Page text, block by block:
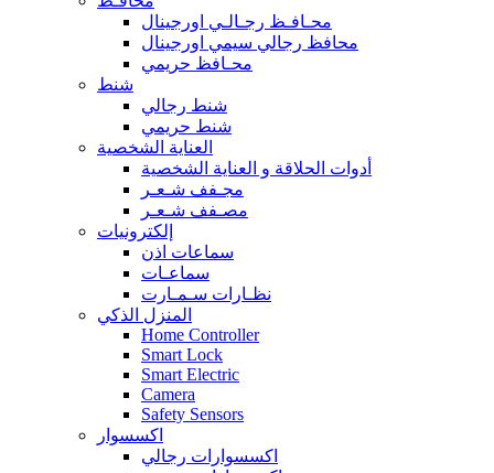
محـافـظ رجـالـي اورجينال
محافظ رجالي سيمي اورجينال
محـافظ حريمي
شنط
شنط رجالي
شنط حريمي
العناية الشخصية
أدوات الحلاقة و العناية الشخصية
مجـفف شـعـر
مصـفف شـعـر
إلكترونيات
سماعات اذن
سماعـات
نظـارات سـمـارت
المنزل الذكي
Home Controller
Smart Lock
Smart Electric
Camera
Safety Sensors
اكسسوار
اكسسوارات رجالي